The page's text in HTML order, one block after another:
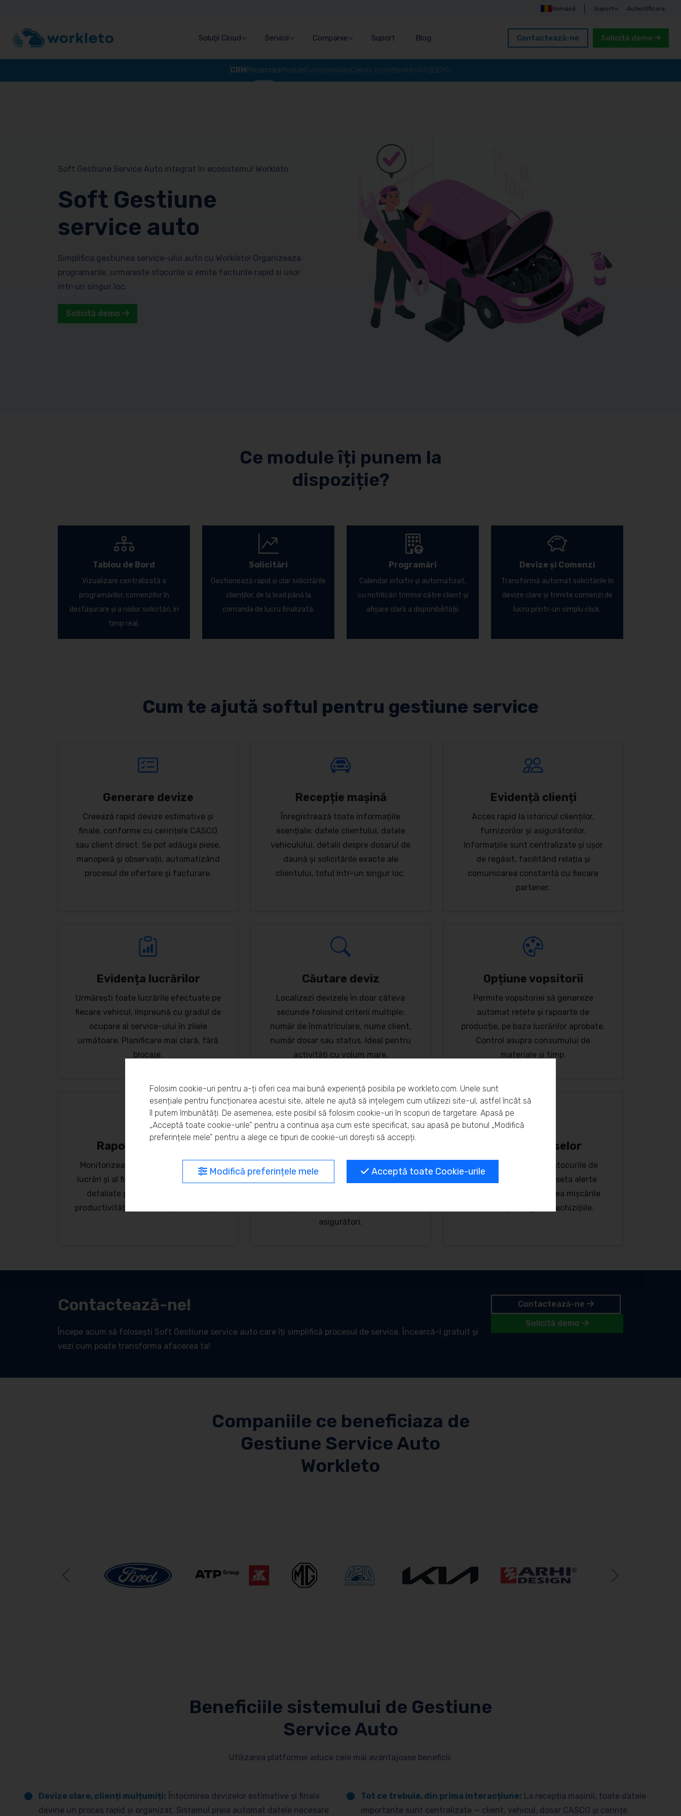
Română Suport Autentificare
Soluții Cloud Servicii Companie Suport Blog Contactează-ne Solicită demo
CRM PrezentareModuleFuncționalitățiClienții noștriBeneficiiFAQDEMO
Soft Gestiune Service Auto integrat în ecosistemul Workleto
Soft Gestiune
service auto
Simplifica gestiunea service-ului auto cu Workleto! Organizeaza
programarile, urmareste stocurile si emite facturile rapid si usor
intr-un singur loc.
Solicită demo
Ce module îți punem la
dispoziție?
Tablou de Bord
Vizualizare centralizată a
programărilor, comenzilor în
desfășurare și a noilor solicitări, în
timp real.
Solicitări
Gestionează rapid și clar solicitările
clienților, de la lead până la
comanda de lucru finalizată.
Programări
Calendar intuitiv și automatizat,
cu notificări trimise către client și
afișare clară a disponibilității.
Devize și Comenzi
Transformă automat solicitările în
devize clare și trimite comenzi de
lucru printr-un simplu click.
Cum te ajută softul pentru gestiune service
Generare devize
Creează rapid devize estimative și
finale, conforme cu cerințele CASCO
sau client direct. Se pot adăuga piese,
manoperă și observații, automatizând
procesul de ofertare și facturare.
Recepție mașină
Înregistrează toate informațiile
esențiale: datele clientului, datele
vehiculului, detalii despre dosarul de
daună și solicitările exacte ale
clientului, totul într-un singur loc.
Evidență clienți
Acces rapid la istoricul clienților,
furnizorilor și asigurătorilor.
Informațiile sunt centralizate și ușor
de regăsit, facilitând relația și
comunicarea constantă cu fiecare
partener.
Evidența lucrărilor
Urmărești toate lucrările efectuate pe
fiecare vehicul, împreună cu gradul de
ocupare al service-ului în zilele
următoare. Planificare mai clară, fără
blocaje.
Căutare deviz
Localizezi devizele în doar câteva
secunde folosind criterii multiple:
număr de înmatriculare, nume client,
număr dosar sau status. Ideal pentru
activități cu volum mare.
Opțiune vopsitorii
Permite vopsitoriei să genereze
automat rețete și rapoarte de
producție, pe baza lucrărilor aprobate.
Control asupra consumului de
materiale și timp.
Raport ore lucrate
Monitorizează timpul alocat fiecărei
lucrări și al fiecărui angajat. Rapoarte
detaliate pentru managementul
productivității și analiza performanței.
Emitere factură
Generezi factura direct din deviz, cu
transfer automat al tuturor datelor
asigurători.
Evidența pieselor
Urmărești în timp real stocurile de
piese și materiale. Poți seta alerte
pentru nivel minim, vedea mișcările
din stoc și integra cu achizițiile.
Contactează-ne!
Începe acum să folosești Soft Gestiune service auto care îți simplifică procesul de service. Încearcă-l gratuit și
vezi cum poate transforma afacerea ta!
Contactează-ne
Solicită demo
Companiile ce beneficiaza de
Gestiune Service Auto
Workleto
Previous
Beneficiile sistemului de Gestiune
Service Auto
Utilizarea platformei aduce cele mai avantajoase beneficii:
Devize clare, clienți mulțumiți: Întocmirea devizelor estimative și finale
devine un proces rapid și organizat. Sistemul preia automat datele necesare
Tot ce trebuie, din prima interacțiune: La recepția mașinii, toate datele
importante sunt centralizate — client, vehicul, dosar CASCO și cerințe
Folosim cookie-uri pentru a-ți oferi cea mai bună experiență posibila pe workleto.com. Unele sunt
esențiale pentru funcționarea acestui site, altele ne ajută să ințelegem cum utilizezi site-ul, astfel încât să
îl putem îmbunătăți. De asemenea, este posibil să folosim cookie-uri în scopuri de targetare. Apasă pe
„Acceptă toate cookie-urile” pentru a continua așa cum este specificat, sau apasă pe butonul „Modifică
preferințele mele” pentru a alege ce tipuri de cookie-uri dorești să accepți.
Modifică preferințele mele Acceptă toate Cookie-urile